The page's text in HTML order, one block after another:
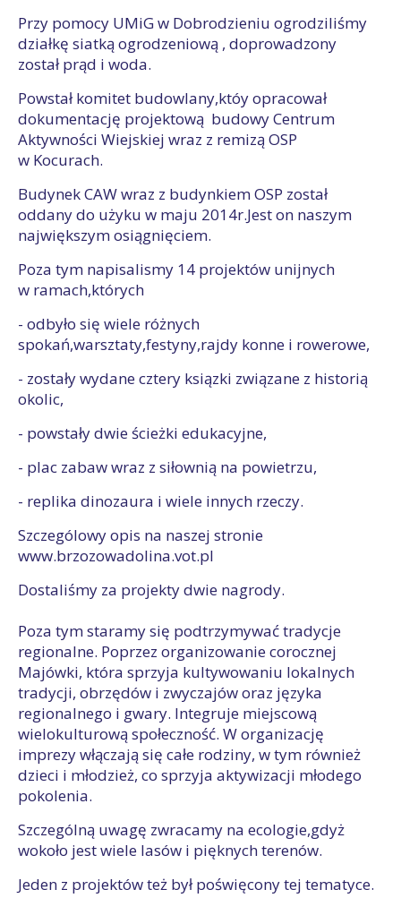
Przy pomocy UMiG w Dobrodzieniu ogrodziliśmy
działkę siatką ogrodzeniową , doprowadzony
został prąd i woda.
Powstał komitet budowlany,któy opracował
dokumentację projektową budowy Centrum
Aktywności Wiejskiej wraz z remizą OSP
w Kocurach.
Budynek CAW wraz z budynkiem OSP został
oddany do użyku w maju 2014r.Jest on naszym
największym osiągnięciem.
Poza tym napisalismy 14 projektów unijnych
w ramach,których
- odbyło się wiele różnych
spokań,warsztaty,festyny,rajdy konne i rowerowe,
- zostały wydane cztery ksiązki związane z historią
okolic,
- powstały dwie ścieżki edukacyjne,
- plac zabaw wraz z siłownią na powietrzu,
- replika dinozaura i wiele innych rzeczy.
Szczególowy opis na naszej stronie
www.brzozowadolina.vot.pl
Dostaliśmy za projekty dwie nagrody.
Poza tym staramy się podtrzymywać tradycje
regionalne. Poprzez organizowanie corocznej
Majówki, która sprzyja kultywowaniu lokalnych
tradycji, obrzędów i zwyczajów oraz języka
regionalnego i gwary. Integruje miejscową
wielokulturową społeczność. W organizację
imprezy włączają się całe rodziny, w tym również
dzieci i młodzież, co sprzyja aktywizacji młodego
pokolenia.
Szczególną uwagę zwracamy na ecologie,gdyż
wokoło jest wiele lasów i pięknych terenów.
Jeden z projektów też był poświęcony tej tematyce.